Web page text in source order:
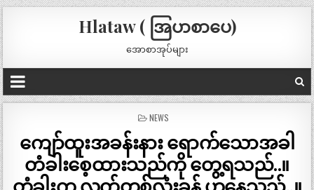
Hlataw ( အြပာစာပေ)
အောစာအုပ်များ
POSTED
NEWS
ကျော်ထူးအခန်းနား ရောက်သောအခါ
တံခါးစေ့ထားသည်ကို တွေ့ရသည်..။